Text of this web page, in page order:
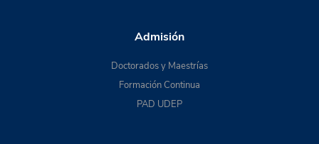
Admisión
Doctorados y Maestrías
Formación Continua
PAD UDEP